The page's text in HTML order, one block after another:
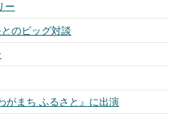
ー
のビッグ対談
まち ふるさと』に出演